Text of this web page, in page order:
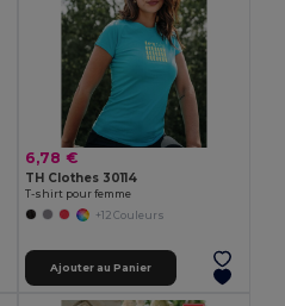
6,78 €
TH Clothes 30114
T-shirt pour femme
+12 Couleurs
Ajouter au Panier